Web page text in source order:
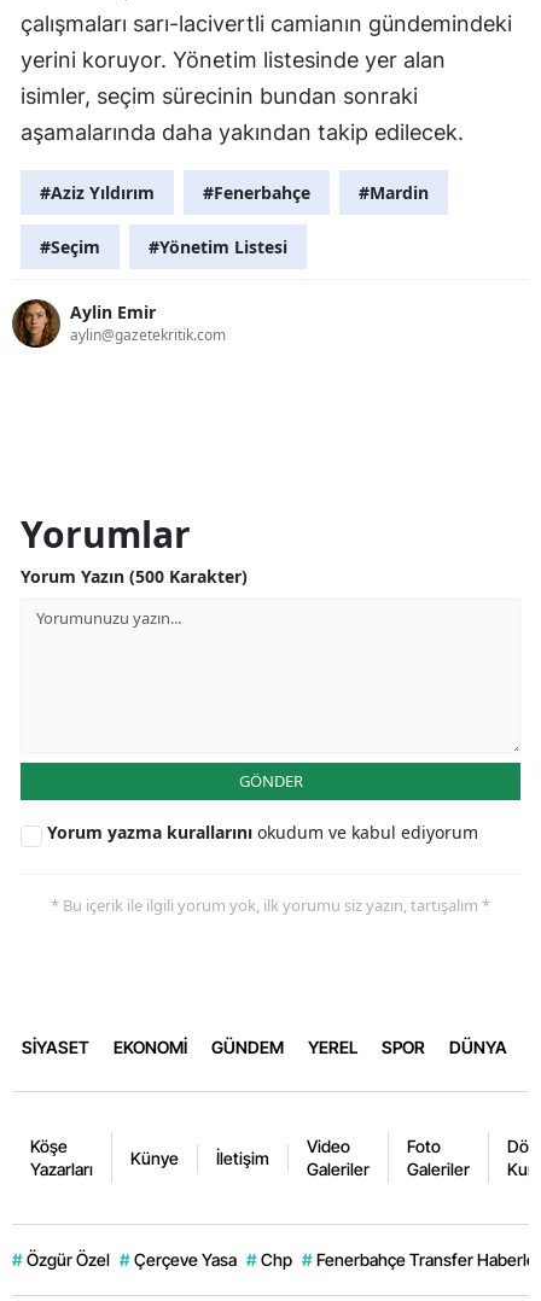
çalışmaları sarı-lacivertli camianın gündemindeki
yerini koruyor. Yönetim listesinde yer alan
isimler, seçim sürecinin bundan sonraki
aşamalarında daha yakından takip edilecek.
#Aziz Yıldırım #Fenerbahçe #Mardin
#Seçim #Yönetim Listesi
Aylin Emir
aylin@gazetekritik.com
Yorumlar
Yorum Yazın (500 Karakter)
GÖNDER
Yorum yazma kurallarını okudum ve kabul ediyorum
* Bu içerik ile ilgili yorum yok, ilk yorumu siz yazın, tartışalım *
SİYASET EKONOMİ GÜNDEM YEREL SPOR DÜNYA
Köşe
Yazarları
Künye İletişim
Video
Galeriler
Foto
Galeriler
# Özgür Özel # Çerçeve Yasa # Chp # Fenerbahçe Transfer